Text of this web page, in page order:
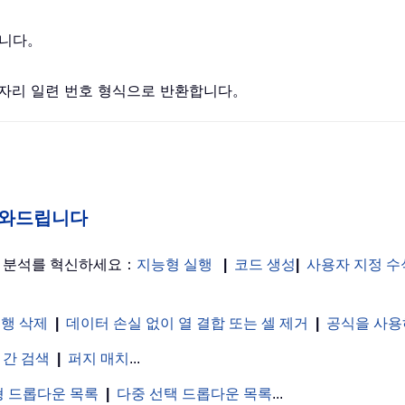
다。
일련 번호 형식으로 반환합니다。
드립니다
석를 혁신하세요： 지능형 실행 코드 생성 사용자 지정 수
삭제 데이터 손실 없이 열 결합 또는 셀 제거 공식을 사
검색 퍼지 매치 ...
드롭다운 목록 다중 선택 드롭다운 목록...